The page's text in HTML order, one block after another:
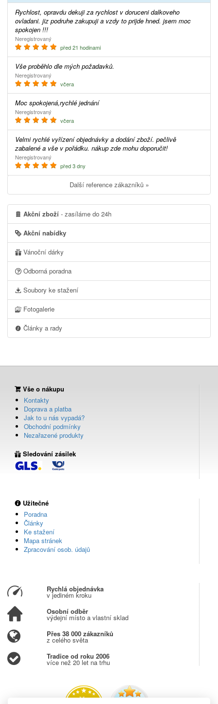
Rychlost, opravdu dekuji za rychlost v doruceni dalkoveho
ovladani. jiz podruhe zakupuji a vzdy to prijde hned. jsem moc
spokojen !!!
Neregistrovaný
před 21 hodinami
Vše proběhlo dle mých požadavků.
Neregistrovaný
včera
Moc spokojená,rychlé jednání
Neregistrovaný
včera
Velmi rychlé vyřízení objednávky a dodání zboží. pečlivě
zabalené a vše v pořádku. nákup zde mohu doporučit!
Neregistrovaný
před 3 dny
Další reference zákazníků »
Akční zboží - zasíláme do 24h
Akční nabídky
Vánoční dárky
Odborná poradna
Soubory ke stažení
Fotogalerie
Články a rady
Vše o nákupu
Kontakty
Doprava a platba
Jak to u nás vypadá?
Obchodní podmínky
Nezařazené produkty
Sledování zásilek
Užitečné
Poradna
Články
Ke stažení
Mapa stránek
Zpracování osob. údajů
Rychlá objednávka
v jediném kroku
Osobní odběr
výdejní místo a vlastní sklad
Přes 38 000 zákazníků
z celého světa
Tradice od roku 2006
více než 20 let na trhu